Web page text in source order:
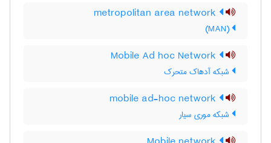
(MAN)
شبکه آدهاک متحرک
شبکه موری سیار